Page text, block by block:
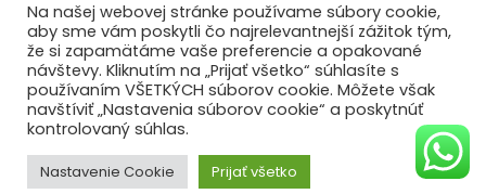
©2021Ufonaut - Webcreation
Na našej webovej stránke používame súbory cookie,
aby sme vám poskytli čo najrelevantnejší zážitok tým,
že si zapamätáme vaše preferencie a opakované
návštevy. Kliknutím na „Prijať všetko“ súhlasíte s
používaním VŠETKÝCH súborov cookie. Môžete však
navštíviť „Nastavenia súborov cookie“ a poskytnúť
kontrolovaný súhlas.
Nastavenie Cookie Prijať všetko